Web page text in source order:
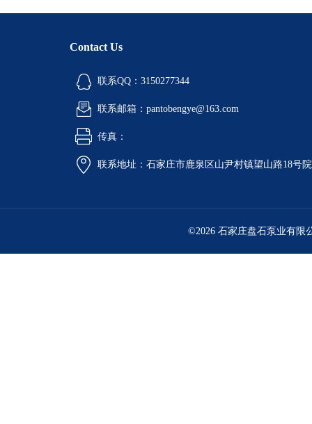
Contact Us
联系QQ：3150277344
联系邮箱：pantobengye@163.com
传真：
联系地址：石家庄市鹿泉区山尹村镇望山路18号
©2026 石家庄盘石泵业有限